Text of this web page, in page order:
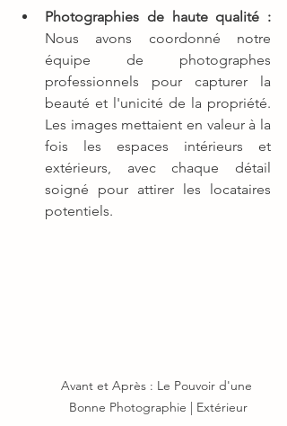
Photographies de haute qualité :
Nous avons coordonné notre
équipe de photographes
professionnels pour capturer la
beauté et l'unicité de la propriété.
Les images mettaient en valeur à la
fois les espaces intérieurs et
extérieurs, avec chaque détail
soigné pour attirer les locataires
potentiels.
Avant et Après : Le Pouvoir d'une
Bonne Photographie | Extérieur